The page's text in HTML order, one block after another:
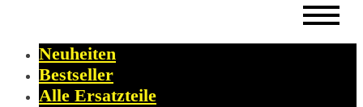
Neuheiten
Bestseller
Alle Ersatzteile